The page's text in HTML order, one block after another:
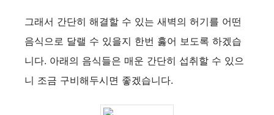
그래서 간단히 해결할 수 있는 새벽의 허기를 어떤
음식으로 달랠 수 있을지 한번 훓어 보도록 하겠습
니다. 아래의 음식들은 매운 간단히 섭취할 수 있으
니 조금 구비해두시면 좋겠습니다.